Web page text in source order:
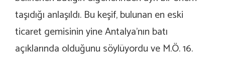
taşıdığı anlaşıldı. Bu keşif, bulunan en eski
ticaret gemisinin yine Antalya’nın batı
açıklarında olduğunu söylüyordu ve M.Ö. 16.